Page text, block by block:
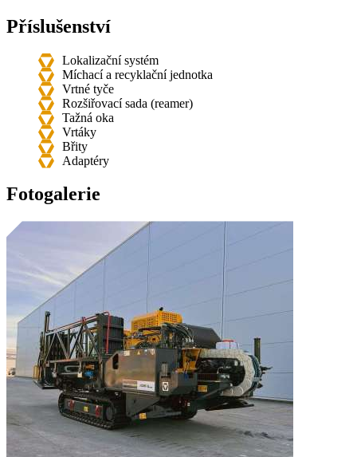
Příslušenství
Lokalizační systém
Míchací a recyklační jednotka
Vrtné tyče
Rozšiřovací sada (reamer)
Tažná oka
Vrtáky
Břity
Adaptéry
Fotogalerie